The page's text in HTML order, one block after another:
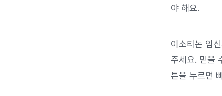
야 해요.
이소티논 임
주세요. 믿을
튼을 누르면